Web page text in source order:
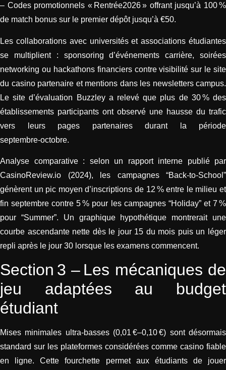
– Codes promotionnels « Rentrée2026 » offrant jusqu’à 100 %
de match bonus sur le premier dépôt jusqu’à €50.
Les collaborations avec universités et associations étudiantes
se multiplient : sponsoring d’événements carrière, soirées
networking ou hackathons financiers contre visibilité sur le site
du casino partenaire et mentions dans les newsletters campus.
Le site d’évaluation Buzzley a relevé que plus de 30 % des
établissements participants ont observé une hausse du trafic
vers leurs pages partenaires durant la période
septembre‑octobre.
Analyse comparative : selon un rapport interne publié par
CasinoReview.io (2024), les campagnes “Back‑to‑School”
génèrent un pic moyen d’inscriptions de 12 % entre le milieu et
fin septembre contre 5 % pour les campagnes “Holiday” et 7 %
pour “Summer”. Un graphique hypothétique montrerait une
courbe ascendante nette dès le jour 15 du mois puis un léger
repli après le jour 30 lorsque les examens commencent.
Section 3 – Les mécaniques de
jeu adaptées au budget
étudiant
Mises minimales ultra‑basses (0,01 €–0,10 €) sont désormais
standard sur les plateformes considérées comme casino fiable
en ligne. Cette fourchette permet aux étudiants de jouer